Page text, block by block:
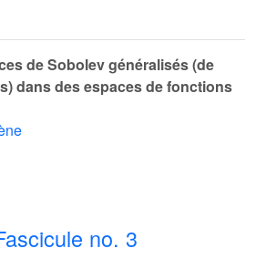
de Sobolev généralisés (de
dans des espaces de fonctions
no. 3